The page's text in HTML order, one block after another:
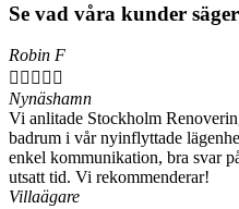
Se vad våra kunder säger
Robin F
    
Nynäshamn
Vi anlitade Stockholm
badrum i vår nyinflyttade
enkel kommunikation, bra svar
utsatt tid. Vi rekommenderar!
Villaägare